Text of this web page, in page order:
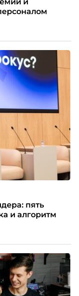
пять
и алгоритм